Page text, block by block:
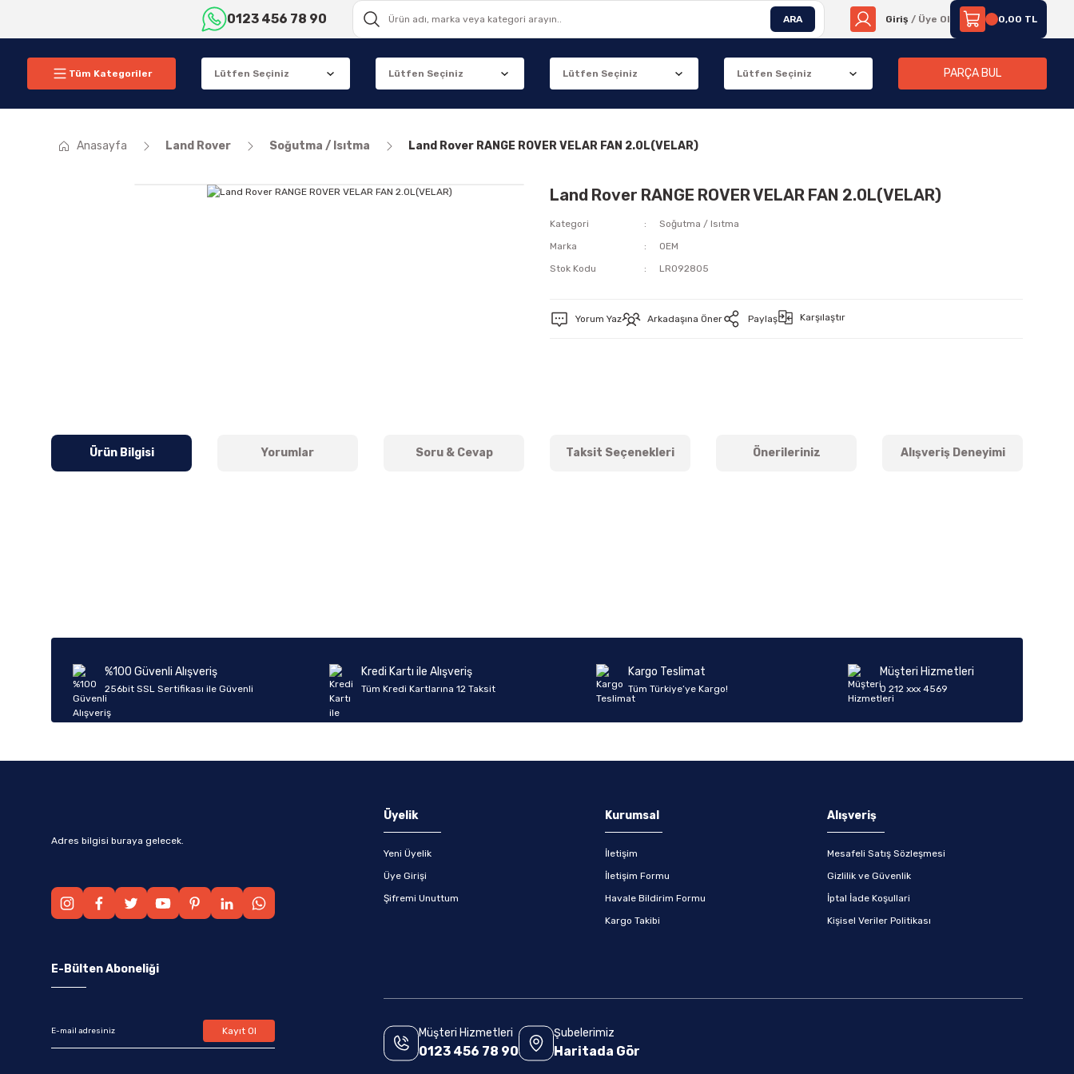
0123 456 78 90 ARA Giriş / Üye Ol 0,00 TL
Tüm Kategoriler PARÇA BUL
Anasayfa Land Rover Soğutma / Isıtma Land Rover RANGE ROVER VELAR FAN 2.0L(VELAR)
Land Rover RANGE ROVER VELAR FAN 2.0L(VELAR)
Kategori
Soğutma / Isıtma
Marka
OEM
Stok Kodu
LR092805
Yorum Yaz Arkadaşına Öner Paylaş Karşılaştır
Ürün Bilgisi Yorumlar Soru & Cevap Taksit Seçenekleri Önerileriniz Alışveriş Deneyimi
Ürün fiyatı diğer sitelerden daha pahalı.
Bu ürüne benzer farklı alternatifler olmalı.
%100 Güvenli Alışveriş
256bit SSL Sertifikası ile Güvenli
Kredi Kartı ile Alışveriş
Tüm Kredi Kartlarına 12 Taksit
Kargo Teslimat
Tüm Türkiye’ye Kargo!
Müşteri Hizmetleri
0 212 xxx 4569
Adres bilgisi buraya gelecek.
Üyelik
Yeni Üyelik
Üye Girişi
Şifremi Unuttum
Kurumsal
İletişim
İletişim Formu
Havale Bildirim Formu
Kargo Takibi
Alışveriş
Mesafeli Satış Sözleşmesi
Gizlilik ve Güvenlik
İptal İade Koşullari
Kişisel Veriler Politikası
E-Bülten Aboneliği
Kayıt Ol Müşteri Hizmetleri
0123 456 78 90
Şubelerimiz
Haritada Gör